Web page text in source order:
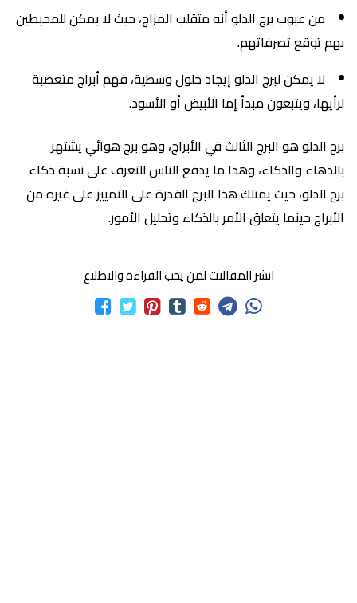
من عيوب برج الدلو أنه متقلب المزاج، حيث لا يمكن للمحيطين
بهم توقع تصرفاتهم.
لا يمكن لبرج الدلو إيجاد حلول وسطية، فهم أبراج متعصبة
لرأيها، ويتبعون مبدأ إما الأبيض أو الأسود.
برج الدلو هو البرج الثالث في الأبراج، وهو برج هوائي يشتهر
بالدهاء والذكاء، وهذا ما يدفع الناس للتعرف على نسبة ذكاء
برج الدلو، حيث يمتلك هذا البرج القدرة على التمييز على غيره من
الأبراج حينما يتعلق الأمر بالذكاء وتحليل الأمور.
انشر المقالات لمن يحب القراءة والاطلاع